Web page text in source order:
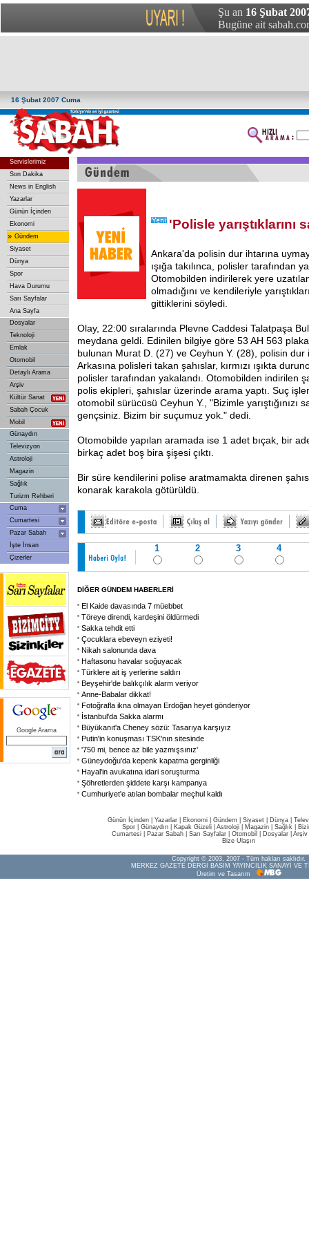
Şu an 16 Şubat
Bugüne ait
16 Şubat 2007 Cuma
Servislerimiz
Son Dakika
News in English
Yazarlar
Günün İçinden
Ekonomi
» Gündem
Siyaset
Dünya
Spor
Hava Durumu
Sarı Sayfalar
Ana Sayfa
Dosyalar
Teknoloji
Emlak
Otomobil
Detaylı Arama
Arşiv
Kültür Sanat
Sabah Çocuk
Mobil
Günaydın
Televizyon
Astroloji
Magazin
Sağlık
Turizm Rehberi
Cuma
Cumartesi
Pazar Sabah
İşte İnsan
Çizerler
Google Arama
'Polisle yarıştıklarını
Ankara'da polisin dur ihtarına
ışığa takılınca, polisler tarafından
Otomobilden indirilerek yere
olmadığını ve kendileriyle
gittiklerini söyledi.
Olay, 22:00 sıralarında Plevne Caddesi Talatpaşa
meydana geldi. Edinilen bilgiye göre 53 AH 563
bulunan Murat D. (27) ve Ceyhun Y. (28), polisin dur
Arkasına polisleri takan şahıslar, kırmızı ışıkta
polisler tarafından yakalandı. Otomobilden indirilen
polis ekipleri, şahıslar üzerinde arama yaptı. Suç
otomobil sürücüsü Ceyhun Y., "Bizimle yarıştığınızı
gençsiniz. Bizim bir suçumuz yok." dedi.
Otomobilde yapılan aramada ise 1 adet bıçak, bir
birkaç adet boş bira şişesi çıktı.
Bir süre kendilerini polise aratmamakta direnen
konarak karakola götürüldü.
1 2 3 4
DİĞER GÜNDEM HABERLERİ
El Kaide davasında 7 müebbet
Töreye direndi, kardeşini öldürmedi
Sakka tehdit etti
Çocuklara ebeveyn eziyeti!
Nikah salonunda dava
Haftasonu havalar soğuyacak
Türklere ait iş yerlerine saldırı
Beyşehir'de balıkçılık alarm veriyor
Anne-Babalar dikkat!
Fotoğrafla ikna olmayan Erdoğan heyet gönderiyor
İstanbul'da Sakka alarmı
Büyükanıt'a Cheney sözü: Tasarıya karşıyız
Putin'in konuşması TSK'nın sitesinde
'750 mi, bence az bile yazmışsınız'
Güneydoğu'da kepenk kapatma gerginliği
Hayal'in avukatına idari soruşturma
Şöhretlerden şiddete karşı kampanya
Cumhuriyet'e atılan bombalar meçhul kaldı
Günün İçinden Yazarlar Ekonomi Gündem Siyaset Dünya |
Spor
Günaydın Kapak Güzeli Astroloji Magazin Sağlık
Cumartesi
Pazar Sabah Sarı Sayfalar Otomobil Dosyalar Arşiv
Bize Ulaşın
Copyright © 2003, 2007 - Tüm hakları saklıdır.
MERKEZ GAZETE DERGİ BASIM YAYINCILIK SANAYİ VE
Üretim ve Tasarım